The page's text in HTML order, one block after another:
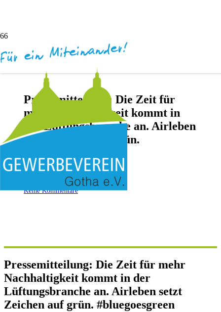
Pressemitteilung: Die Zeit für
mehr Nachhaltigkeit kommt in
der Lüftungsbranche an. Airleben
setzt Zeichen auf grün.
vor 5 Jahren
Andreas Dötsch
Keine Kommentare
Pressemitteilung: Die Zeit für mehr
Nachhaltigkeit kommt in der
Lüftungsbranche an. Airleben setzt
Zeichen auf grün. #bluegoesgreen